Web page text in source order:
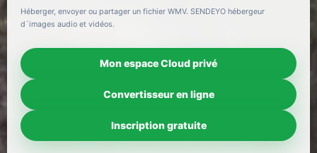
Héberger, envoyer ou partager un fichier WMV. SENDEYO hébergeur
d`images audio et vidéos.
Mon espace Cloud privé
Convertisseur en ligne
Inscription gratuite